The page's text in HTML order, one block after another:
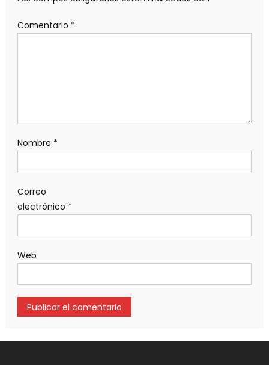
Comentario *
Nombre *
Correo
electrónico *
Web